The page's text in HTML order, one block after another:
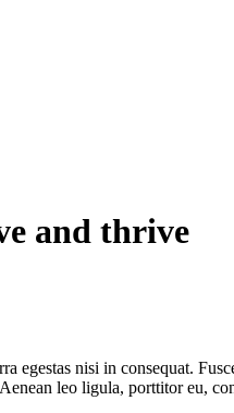
and thrive
egestas nisi in consequat.
leo ligula, porttitor eu,